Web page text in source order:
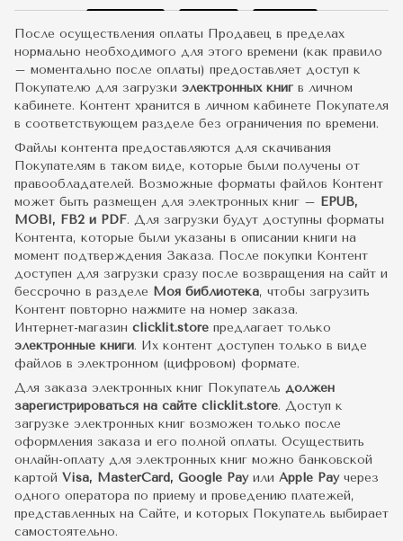
После осуществления оплаты Продавец в пределах
нормально необходимого для этого времени (как правило
– моментально после оплаты) предоставляет доступ к
Покупателю для загрузки электронных книг в личном
кабинете. Контент хранится в личном кабинете Покупателя
в соответствующем разделе без ограничения по времени.
Файлы контента предоставляются для скачивания
Покупателям в таком виде, которые были получены от
правообладателей. Возможные форматы файлов Контент
может быть размещен для электронных книг – EPUB,
MOBI, FB2 и PDF. Для загрузки будут доступны форматы
Контента, которые были указаны в описании книги на
момент подтверждения Заказа. После покупки Контент
доступен для загрузки сразу после возвращения на сайт и
бессрочно в разделе Моя библиотека, чтобы загрузить
Контент повторно нажмите на номер заказа.
Интернет-магазин clicklit.store предлагает только
электронные книги. Их контент доступен только в виде
файлов в электронном (цифровом) формате.
Для заказа электронных книг Покупатель должен
зарегистрироваться на сайте clicklit.store. Доступ к
загрузке электронных книг возможен только после
оформления заказа и его полной оплаты. Осуществить
онлайн-оплату для электронных книг можно банковской
картой Visa, MasterCard, Google Pay или Apple Payчерез
одного оператора по приему и проведению платежей,
представленных на Сайте, и которых Покупатель выбирает
самостоятельно.